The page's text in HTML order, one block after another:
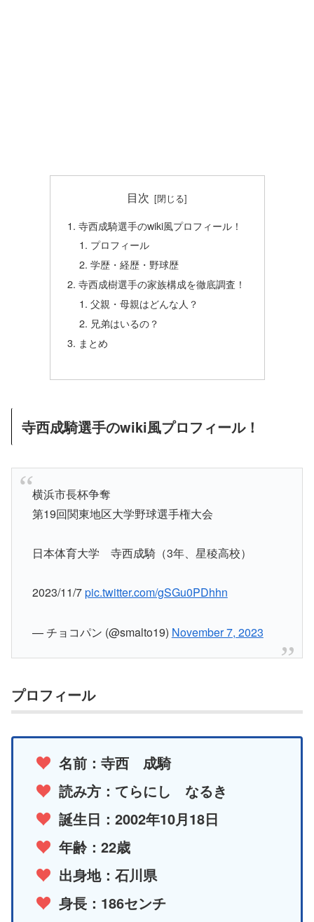
目次
寺西成騎選手のwiki風プロフィール！
プロフィール
学歴・経歴・野球歴
寺西成樹選手の家族構成を徹底調査！
父親・母親はどんな人？
兄弟はいるの？
まとめ
寺西成騎選手のwiki風プロフィール！
横浜市長杯争奪
第19回関東地区大学野球選手権大会
日本体育大学 寺西成騎（3年、星稜高校）
2023/11/7pic.twitter.com/gSGu0PDhhn
— チョコパン (@smalto19) November 7, 2023
プロフィール
名前：寺西 成騎
読み方：てらにし なるき
誕生日：2002年10月18日
年齢：22歳
出身地：石川県
身長：186センチ